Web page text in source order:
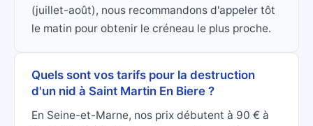
(juillet-août), nous recommandons d'appeler tôt
le matin pour obtenir le créneau le plus proche.
Quels sont vos tarifs pour la destruction
d'un nid à Saint Martin En Biere ?
En Seine-et-Marne, nos prix débutent à 90 € à